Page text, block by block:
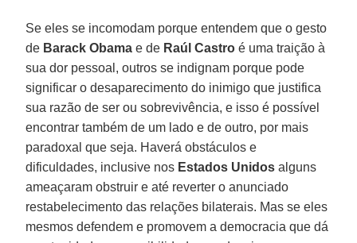
Se eles se incomodam porque entendem que o gesto
de Barack Obama e de Raúl Castro é uma traição à
sua dor pessoal, outros se indignam porque pode
significar o desaparecimento do inimigo que justifica
sua razão de ser ou sobrevivência, e isso é possível
encontrar também de um lado e de outro, por mais
paradoxal que seja. Haverá obstáculos e
dificuldades, inclusive nos Estados Unidos alguns
ameaçaram obstruir e até reverter o anunciado
restabelecimento das relações bilaterais. Mas se eles
mesmos defendem e promovem a democracia que dá